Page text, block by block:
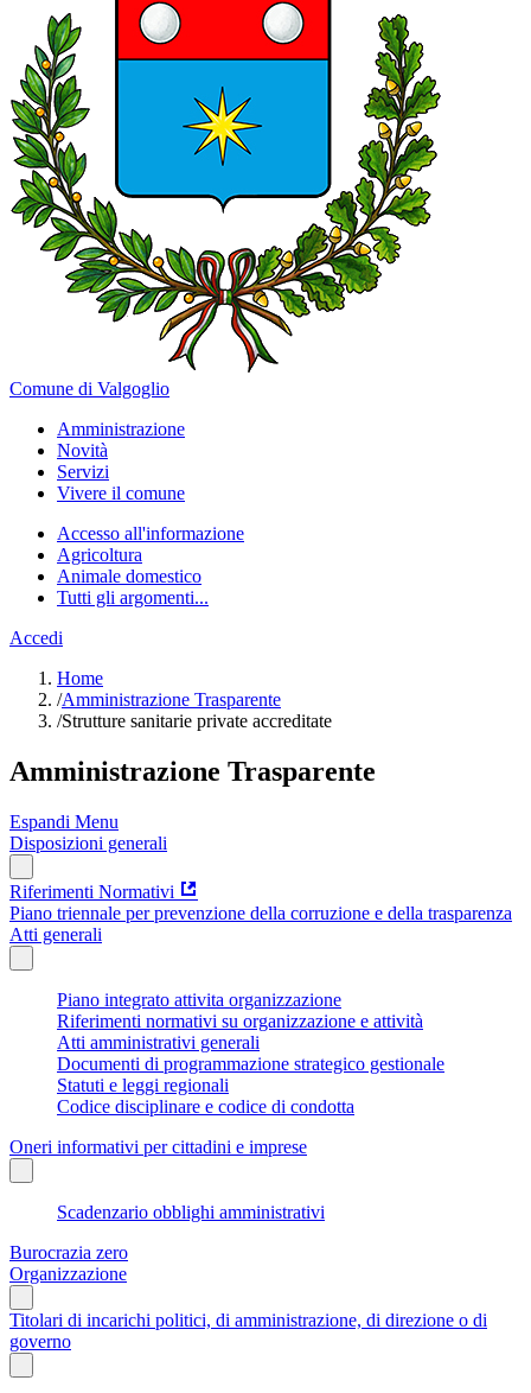
Comune di Valgoglio
Amministrazione
Novità
Servizi
Vivere il comune
Accesso all'informazione
Agricoltura
Animale domestico
Tutti gli argomenti...
Accedi
Home
/Amministrazione Trasparente
/Strutture sanitarie private accreditate
Amministrazione Trasparente
Espandi Menu
Disposizioni generali
Riferimenti Normativi
Piano triennale per prevenzione della corruzione e della trasparenza
Atti generali
Piano integrato attivita organizzazione
Riferimenti normativi su organizzazione e attività
Atti amministrativi generali
Documenti di programmazione strategico gestionale
Statuti e leggi regionali
Codice disciplinare e codice di condotta
Oneri informativi per cittadini e imprese
Scadenzario obblighi amministrativi
Burocrazia zero
Organizzazione
Titolari di incarichi politici, di amministrazione, di direzione o di
governo